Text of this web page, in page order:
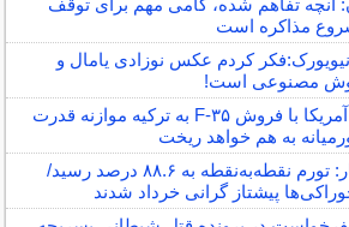
آنچه تفاهم شده، گامی مهم برای توقف
مذاکره است
کردم عکس نوزادی یامال و
مصنوعی است!
نتانیاهو: آمریکا با فروش F-۳۵ به ترکیه موازنه قدرت
به هم خواهد ریخت
مرکز آمار: تورم نقطه‌به‌نقطه به ۸۸.۶ درصد رسید/
پیشتاز گرانی خرداد شدند